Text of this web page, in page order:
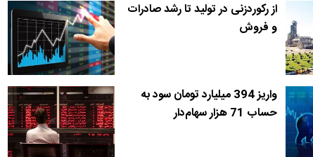
از رکوردزنی در تولید تا رشد صادرات
و فروش
واریز 394 میلیارد تومان سود به
حساب 71 هزار سهام‌دار​